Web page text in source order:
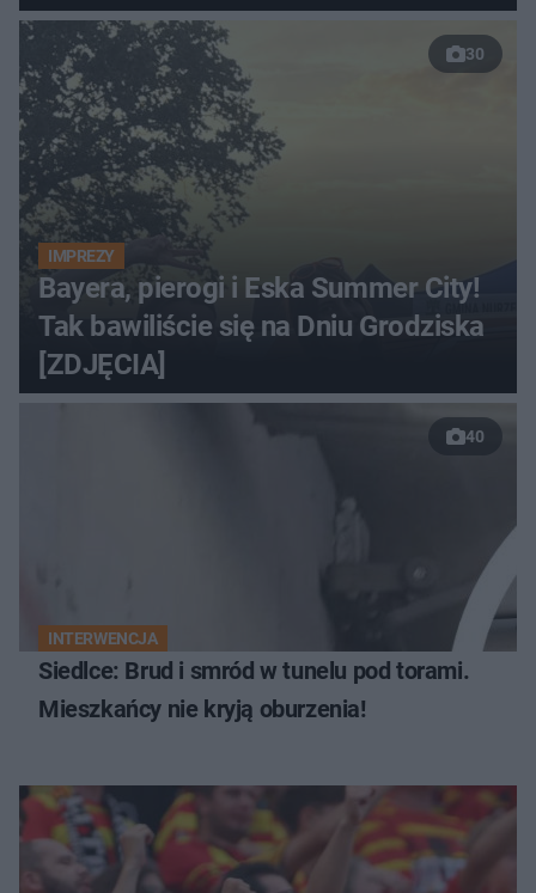
30
IMPREZY
Bayera, pierogi i Eska Summer City!
Tak bawiliście się na Dniu Grodziska
[ZDJĘCIA]
40
INTERWENCJA
Siedlce: Brud i smród w tunelu pod torami.
Mieszkańcy nie kryją oburzenia!